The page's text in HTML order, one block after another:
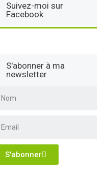
Suivez-moi sur
Facebook
S'abonner à ma
newsletter
S'abonner